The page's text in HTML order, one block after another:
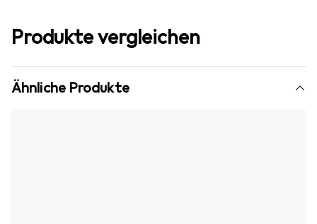
Produkte vergleichen
Ähnliche Produkte